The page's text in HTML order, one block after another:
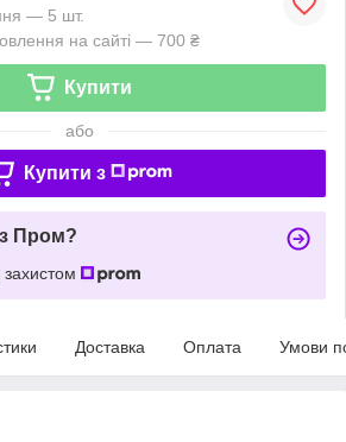
— 5 шт.
на сайті — 700 ₴
Купити
або
Купити з
Пром?
Доставка Оплата Умови